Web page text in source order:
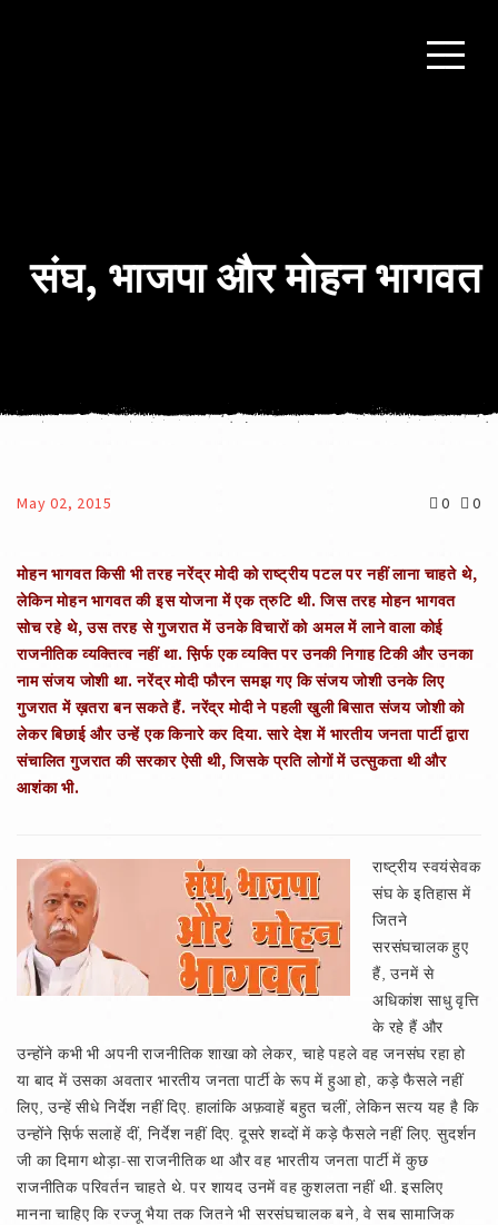
संघ, भाजपा और मोहन भागवत
May 02, 2015 0 0
मोहन भागवत किसी भी तरह नरेंद्र मोदी को राष्ट्रीय पटल पर नहीं लाना चाहते थे,
लेकिन मोहन भागवत की इस योजना में एक त्रुटि थी. जिस तरह मोहन भागवत
सोच रहे थे, उस तरह से गुजरात में उनके विचारों को अमल में लाने वाला कोई
राजनीतिक व्यक्तित्व नहीं था. स़िर्फ एक व्यक्ति पर उनकी निगाह टिकी और उनका
नाम संजय जोशी था. नरेंद्र मोदी फौरन समझ गए कि संजय जोशी उनके लिए
गुजरात में ख़तरा बन सकते हैं. नरेंद्र मोदी ने पहली खुली बिसात संजय जोशी को
लेकर बिछाई और उन्हें एक किनारे कर दिया. सारे देश में भारतीय जनता पार्टी द्वारा
संचालित गुजरात की सरकार ऐसी थी, जिसके प्रति लोगों में उत्सुकता थी और
आशंका भी.
राष्ट्रीय स्वयंसेवक
संघ के इतिहास में
जितने
सरसंघचालक हुए
हैं, उनमें से
अधिकांश साधु वृत्ति
के रहे हैं और
उन्होंने कभी भी अपनी राजनीतिक शाखा को लेकर, चाहे पहले वह जनसंघ रहा हो
या बाद में उसका अवतार भारतीय जनता पार्टी के रूप में हुआ हो, कड़े फैसले नहीं
लिए, उन्हें सीधे निर्देश नहीं दिए. हालांकि अफ़वाहें बहुत चलीं, लेकिन सत्य यह है कि
उन्होंने स़िर्फ सलाहें दीं, निर्देश नहीं दिए. दूसरे शब्दों में कड़े फैसले नहीं लिए. सुदर्शन
जी का दिमाग थोड़ा-सा राजनीतिक था और वह भारतीय जनता पार्टी में कुछ
राजनीतिक परिवर्तन चाहते थे. पर शायद उनमें वह कुशलता नहीं थी. इसलिए
मानना चाहिए कि रज्जू भैया तक जितने भी सरसंघचालक बने, वे सब सामाजिक